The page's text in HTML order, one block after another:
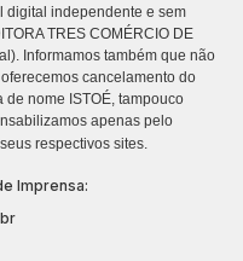
digital independente e sem
TRES COMÉRCIO DE
Informamos também que não
cancelamento do
nome ISTOÉ, tampouco
apenas pelo
seus respectivos sites.
Imprensa: